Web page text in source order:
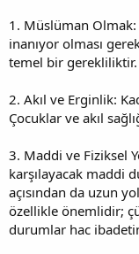
1. Müslüman
inanıyor olması
temel bir gerekliliktir.
2. Akıl ve Erginlik:
Çocuklar ve akıl
3. Maddi ve Fiziksel
karşılayacak maddi
açısından da uzun
özellikle önemlidir;
durumlar hac